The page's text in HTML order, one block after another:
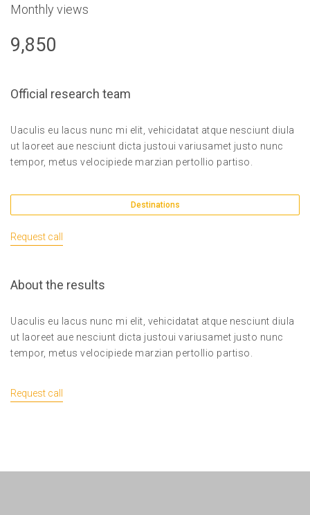
Monthly views
9,850
Official research team
Uaculis eu lacus nunc mi elit, vehicidatat atque nesciunt diula
ut laoreet aue nesciunt dicta justoui variusamet justo nunc
tempor, metus velocipiede marzian pertollio partiso.
Destinations
Request call
About the results
Uaculis eu lacus nunc mi elit, vehicidatat atque nesciunt diula
ut laoreet aue nesciunt dicta justoui variusamet justo nunc
tempor, metus velocipiede marzian pertollio partiso.
Request call